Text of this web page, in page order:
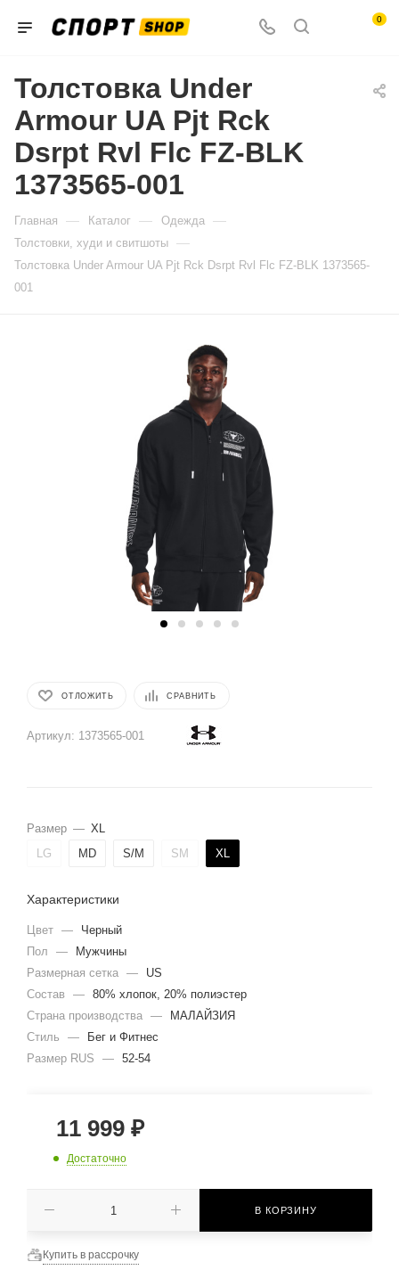
0
Толстовка Under
Armour UA Pjt Rck
Dsrpt Rvl Flc FZ-BLK
1373565-001
Главная — Каталог — Одежда —
Толстовки, худи и свитшоты —
Толстовка Under Armour UA Pjt Rck Dsrpt Rvl Flc FZ-BLK 1373565-
001
ОТЛОЖИТЬ СРАВНИТЬ
Артикул: 1373565-001
Размер — XL
LG
MD S/M SM XL
Характеристики
Цвет —
Черный
Пол
—
Мужчины
Размерная сетка —
US
Состав
— 80% хлопок, 20% полиэстер
Страна производства —
МАЛАЙЗИЯ
Стиль
—
Бег и Фитнес
Размер RUS
— 52-54
11 999 ₽
Достаточно
В КОРЗИНУ
Купить в рассрочку